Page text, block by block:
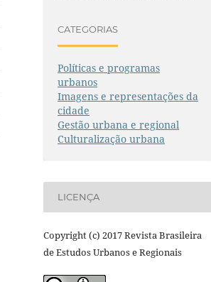
CATEGORIAS
Políticas e programas
urbanos
Imagens e representações da
cidade
Gestão urbana e regional
Culturalização urbana
LICENÇA
Copyright (c) 2017 Revista Brasileira
de Estudos Urbanos e Regionais